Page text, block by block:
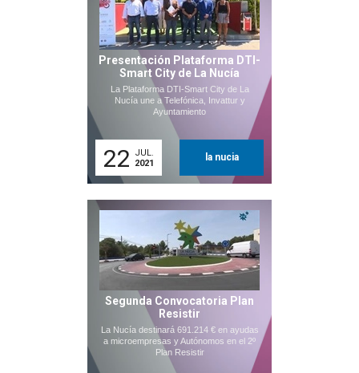
Presentación Plataforma DTI-
Smart City de La Nucía
La Plataforma DTI-Smart City de La
Nucía une a Telefónica, Invattur y
Ayuntamiento
22
JUL.
2021
la nucia
Segunda Convocatoria Plan
Resistir
La Nucía destinará 691.214 € en ayudas
a microempresas y Autónomos en el 2º
Plan Resistir